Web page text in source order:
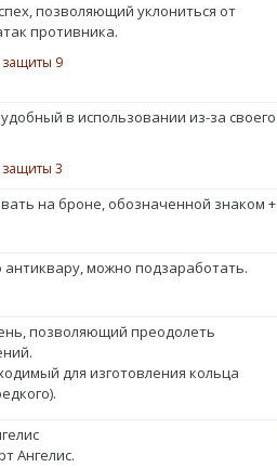
позволяющий уклониться от
противника.
9
в использовании из-за своего
3
на броне, обозначенной знаком +
антиквару, можно подзаработать.
позволяющий преодолеть
для изготовления кольца
Ангелис.